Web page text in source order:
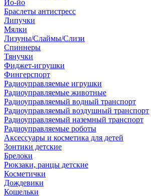
Йо-йо
Браслеты антистресс
Липучки
Мялки
Лизуны/Слаймы/Слизи
Спиннеры
Тянучки
Фиджет-игрушки
Фингерспорт
Радиоуправляемые игрушки
Радиоуправляемые животные
Радиоуправляемый водный транспорт
Радиоуправляемый воздушный транспорт
Радиоуправляемый наземный транспорт
Радиоуправляемые роботы
Аксессуары и косметика для детей
Зонтики детские
Брелоки
Рюкзаки, ранцы детские
Косметички
Дождевики
Кошельки